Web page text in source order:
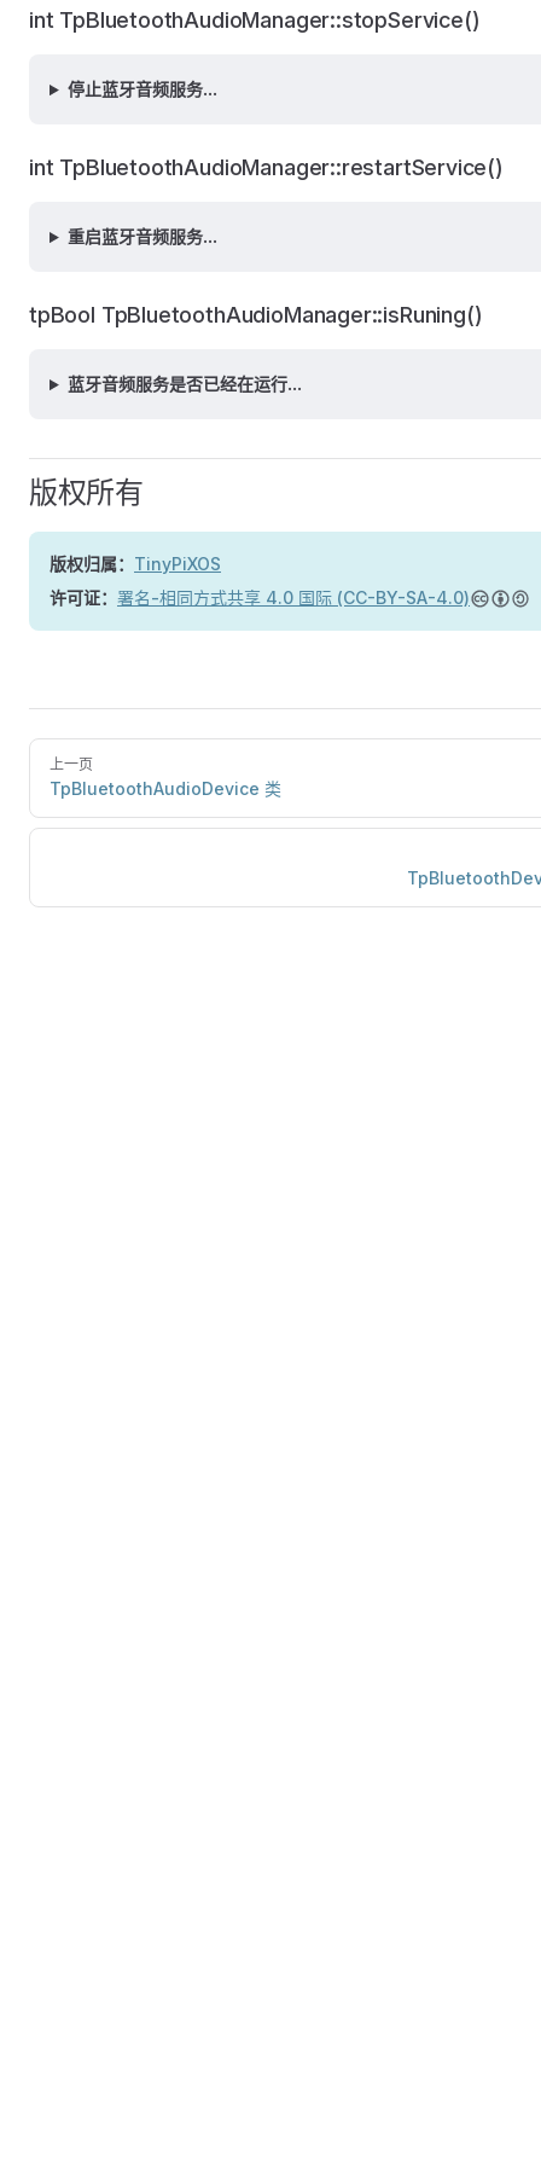
int TpBluetoothAudioManager::stopService()
停止蓝牙音频服务...
int TpBluetoothAudioManager::restartService()
重启蓝牙音频服务...
tpBool TpBluetoothAudioManager::isRuning()
蓝牙音频服务是否已经在运行...
版权所有
版权归属： TinyPiXOS
许可证： 署名-相同方式共享 4.0 国际 (CC-BY-SA-4.0)
上一页
TpBluetoothAudioDevice 类